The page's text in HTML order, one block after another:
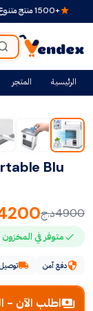
الرئيسية المتجر
-14%
Blu
4900د.ج
متوفر في المخزون
دفع آمن
اطلب الآن -